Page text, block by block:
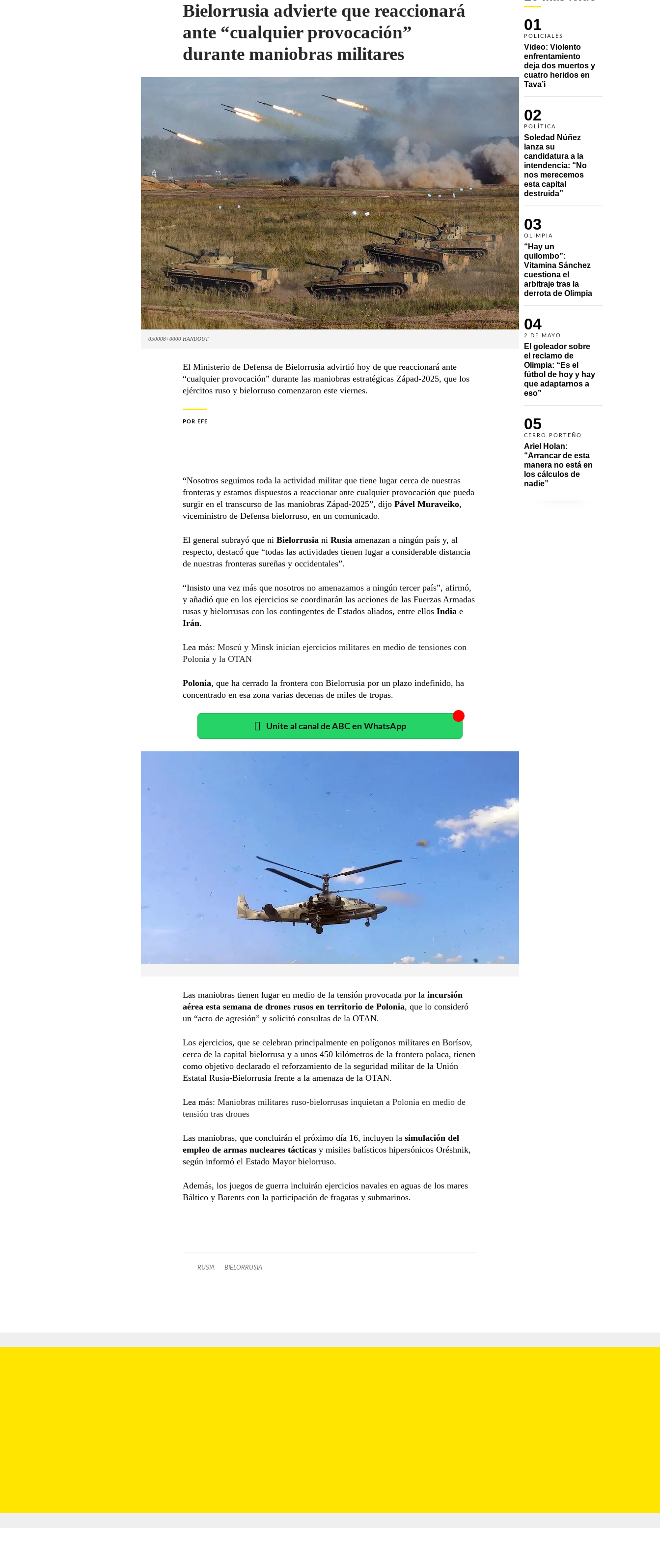
01
POLICIALES
Video: Violento
enfrentamiento
deja dos muertos y
cuatro heridos en
Tava’i
02
POLÍTICA
Soledad Núñez
lanza su
candidatura a la
intendencia: “No
nos merecemos
esta capital
destruida”
03
OLIMPIA
“Hay un
quilombo”:
Vitamina Sánchez
cuestiona el
arbitraje tras la
derrota de Olimpia
04
2 DE MAYO
El goleador sobre
el reclamo de
Olimpia: “Es el
fútbol de hoy y hay
que adaptarnos a
eso”
05
CERRO PORTEÑO
Ariel Holan:
“Arrancar de esta
manera no está en
los cálculos de
nadie”
Bielorrusia advierte que reaccionará
ante “cualquier provocación”
durante maniobras militares
050008+0000 HANDOUT
El Ministerio de Defensa de Bielorrusia advirtió hoy de que reaccionará ante
“cualquier provocación” durante las maniobras estratégicas Západ-2025, que los
ejércitos ruso y bielorruso comenzaron este viernes.
POR EFE
“Nosotros seguimos toda la actividad militar que tiene lugar cerca de nuestras
fronteras y estamos dispuestos a reaccionar ante cualquier provocación que pueda
surgir en el transcurso de las maniobras Západ-2025”, dijo Pável Muraveiko,
viceministro de Defensa bielorruso, en un comunicado.
El general subrayó que ni Bielorrusia ni Rusia amenazan a ningún país y, al
respecto, destacó que “todas las actividades tienen lugar a considerable distancia
de nuestras fronteras sureñas y occidentales”.
“Insisto una vez más que nosotros no amenazamos a ningún tercer país”, afirmó,
y añadió que en los ejercicios se coordinarán las acciones de las Fuerzas Armadas
rusas y bielorrusas con los contingentes de Estados aliados, entre ellos India e
Irán.
Lea más: Moscú y Minsk inician ejercicios militares en medio de tensiones con
Polonia y la OTAN
Polonia, que ha cerrado la frontera con Bielorrusia por un plazo indefinido, ha
concentrado en esa zona varias decenas de miles de tropas.
Unite al canal de ABC en WhatsApp
Las maniobras tienen lugar en medio de la tensión provocada por la incursión
aérea esta semana de drones rusos en territorio de Polonia, que lo consideró
un “acto de agresión” y solicitó consultas de la OTAN.
Los ejercicios, que se celebran principalmente en polígonos militares en Borísov,
cerca de la capital bielorrusa y a unos 450 kilómetros de la frontera polaca, tienen
como objetivo declarado el reforzamiento de la seguridad militar de la Unión
Estatal Rusia-Bielorrusia frente a la amenaza de la OTAN.
Lea más: Maniobras militares ruso-bielorrusas inquietan a Polonia en medio de
tensión tras drones
Las maniobras, que concluirán el próximo día 16, incluyen la simulación del
empleo de armas nucleares tácticas y misiles balísticos hipersónicos Oréshnik,
según informó el Estado Mayor bielorruso.
Además, los juegos de guerra incluirán ejercicios navales en aguas de los mares
Báltico y Barents con la participación de fragatas y submarinos.
RUSIA BIELORRUSIA